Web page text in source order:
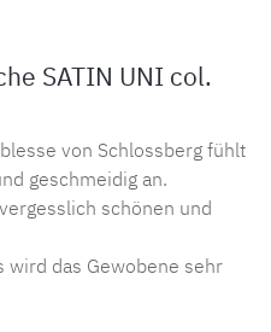
SATIN UNI col.
von Schlossberg fühlt
geschmeidig an.
schönen und
wird das Gewobene sehr